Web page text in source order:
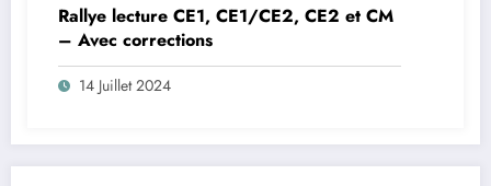
Rallye lecture CE1, CE1/CE2, CE2 et CM
– Avec corrections
14 Juillet 2024